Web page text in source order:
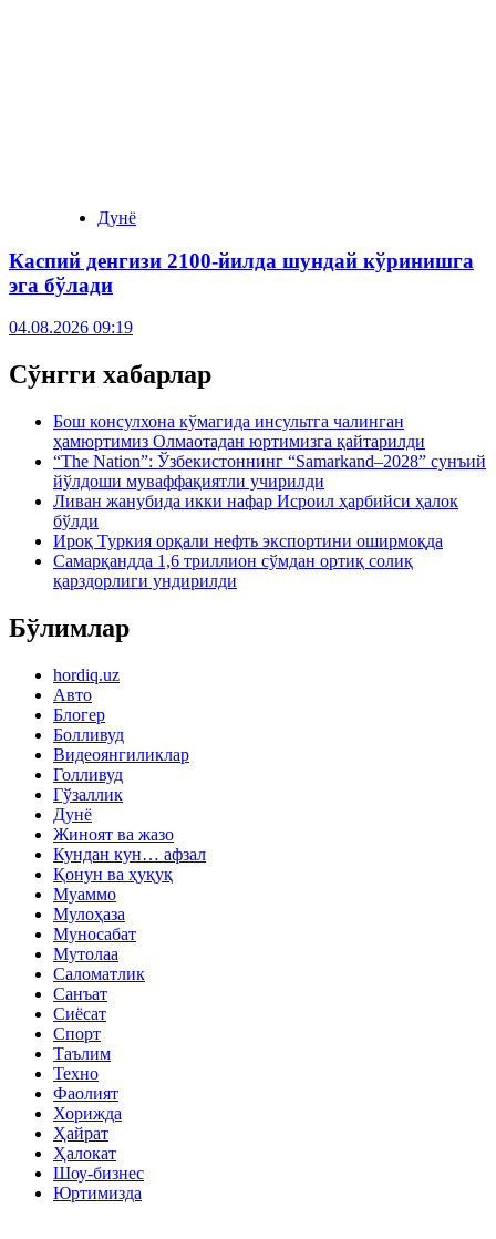
Дунё
Каспий денгизи 2100-йилда шундай кўринишга
эга бўлади
04.08.2026 09:19
Сўнгги хабарлар
Бош консулхона кўмагида инсультга чалинган
ҳамюртимиз Олмаотадан юртимизга қайтарилди
“The Nation”: Ўзбекистоннинг “Samarkand–2028” сунъий
йўлдоши муваффақиятли учирилди
Ливан жанубида икки нафар Исроил ҳарбийси ҳалок
бўлди
Ироқ Туркия орқали нефть экспортини оширмоқда
Самарқандда 1,6 триллион сўмдан ортиқ солиқ
қарздорлиги ундирилди
Бўлимлар
hordiq.uz
Авто
Блогер
Болливуд
Видеоянгиликлар
Голливуд
Гўзаллик
Дунё
Жиноят ва жазо
Кундан кун… афзал
Қонун ва ҳуқуқ
Муаммо
Мулоҳаза
Муносабат
Мутолаа
Саломатлик
Санъат
Сиёсат
Спорт
Таълим
Техно
Фаолият
Хорижда
Ҳайрат
Ҳалокат
Шоу-бизнес
Юртимизда